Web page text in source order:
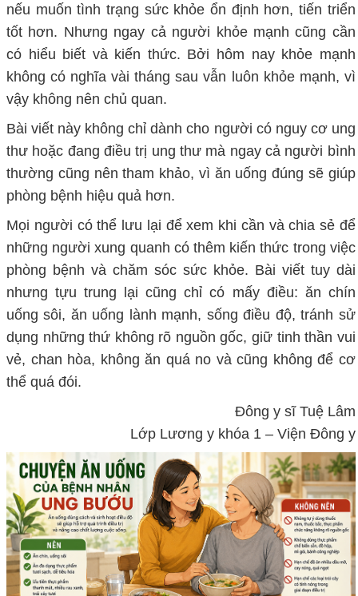
nếu muốn tình trạng sức khỏe ổn định hơn, tiến triển
tốt hơn. Nhưng ngay cả người khỏe mạnh cũng cần
có hiểu biết và kiến thức. Bởi hôm nay khỏe mạnh
không có nghĩa vài tháng sau vẫn luôn khỏe mạnh, vì
vậy không nên chủ quan.
Bài viết này không chỉ dành cho người có nguy cơ ung
thư hoặc đang điều trị ung thư mà ngay cả người bình
thường cũng nên tham khảo, vì ăn uống đúng sẽ giúp
phòng bệnh hiệu quả hơn.
Mọi người có thể lưu lại để xem khi cần và chia sẻ để
những người xung quanh có thêm kiến thức trong việc
phòng bệnh và chăm sóc sức khỏe. Bài viết tuy dài
nhưng tựu trung lại cũng chỉ có mấy điều: ăn chín
uống sôi, ăn uống lành mạnh, sống điều độ, tránh sử
dụng những thứ không rõ nguồn gốc, giữ tinh thần vui
vẻ, chan hòa, không ăn quá no và cũng không để cơ
thể quá đói.
Đông y sĩ Tuệ Lâm
Lớp Lương y khóa 1 – Viện Đông y